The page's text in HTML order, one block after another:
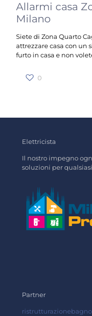
Allarmi casa
Milano
Siete di Zona Quarto
attrezzare casa con un
furto in casa e non
0
Elettricista
Il nostro impegno
soluzioni per
Partner